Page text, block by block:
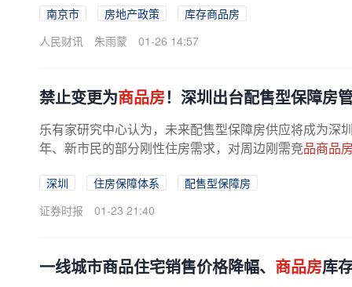
南京市 房地产政策
库存商品房
人民财讯
朱雨蒙 01-26 14:57
禁止变更为商品房！深圳出台配售型保障房
乐有家研究中心认为，未来配售型保障房供应将成为深
年、新市民的部分刚性住房需求，对周边刚需竞品商品
深圳 住房保障体系
配售型保障房
证券时报
01-23 21:40
一线城市商品住宅销售价格降幅、 商品房库